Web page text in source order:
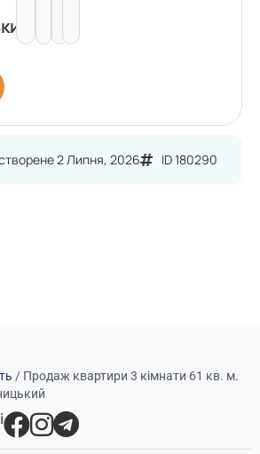
2 Липня, 2026 ID 180290
/ Продаж квартири 3 кімнати 61 кв. м.